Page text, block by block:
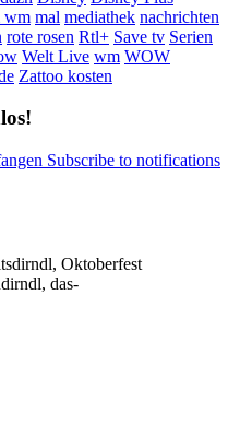
wm mal mediathek nachrichten
rote rosen Rtl+ Save tv Serien
Welt Live wm WOW
Zattoo kosten
Subscribe to notifications
Oktoberfest
das-